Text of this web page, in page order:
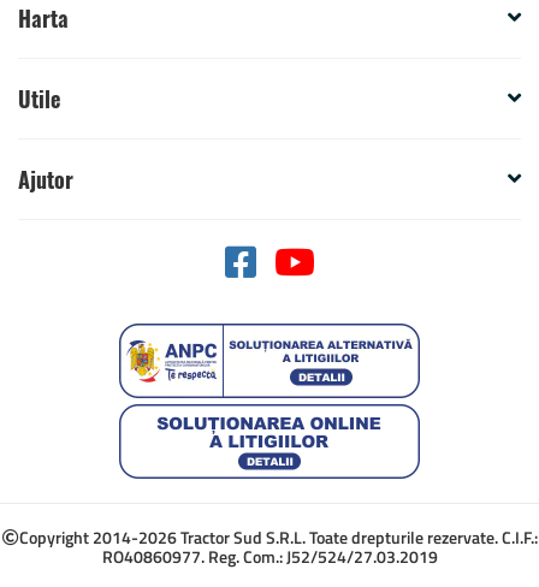
Harta
Utile
Ajutor
Copyright 2014-2026 Tractor Sud S.R.L. Toate drepturile rezervate. C.I.F.:
RO40860977. Reg. Com.: J52/524/27.03.2019